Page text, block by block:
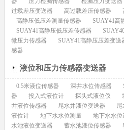
过载差压变送器
高过载差压传感器
高静压低压差测量传感器
SUAY41高
SUAY41高静压低压差传感器
微压力传感器
SUAY41高静压压差变送
感器
液位和压力传感器变送器
0.5米液位传感器 深井水位传感器
器
投入式液位计 探头式液位仪
井液位传感器
尾水井液位变送器 尾
液位计
地下水水位测量 地下水水位
水池液位变送器
蓄水池液位传感器